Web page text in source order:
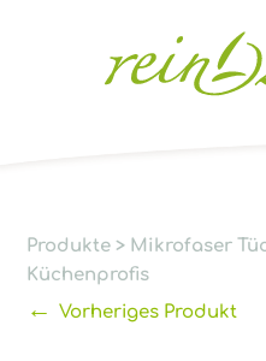
Produkte > Mikrofaser
Küchenprofis
←Vorheriges Produkt